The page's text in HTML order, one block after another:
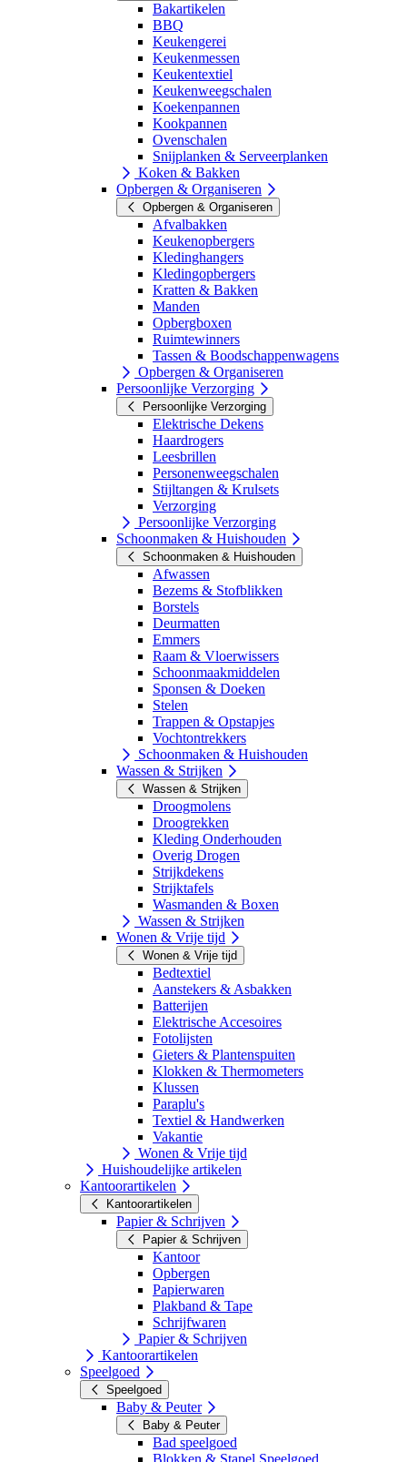
Bakartikelen
BBQ
Keukengerei
Keukenmessen
Keukentextiel
Keukenweegschalen
Koekenpannen
Kookpannen
Ovenschalen
Snijplanken & Serveerplanken
Koken & Bakken
Opbergen & Organiseren
Opbergen & Organiseren
Afvalbakken
Keukenopbergers
Kledinghangers
Kledingopbergers
Kratten & Bakken
Manden
Opbergboxen
Ruimtewinners
Tassen & Boodschappenwagens
Opbergen & Organiseren
Persoonlijke Verzorging
Persoonlijke Verzorging
Elektrische Dekens
Haardrogers
Leesbrillen
Personenweegschalen
Stijltangen & Krulsets
Verzorging
Persoonlijke Verzorging
Schoonmaken & Huishouden
Schoonmaken & Huishouden
Afwassen
Bezems & Stofblikken
Borstels
Deurmatten
Emmers
Raam & Vloerwissers
Schoonmaakmiddelen
Sponsen & Doeken
Stelen
Trappen & Opstapjes
Vochtontrekkers
Schoonmaken & Huishouden
Wassen & Strijken
Wassen & Strijken
Droogmolens
Droogrekken
Kleding Onderhouden
Overig Drogen
Strijkdekens
Strijktafels
Wasmanden & Boxen
Wassen & Strijken
Wonen & Vrije tijd
Wonen & Vrije tijd
Bedtextiel
Aanstekers & Asbakken
Batterijen
Elektrische Accesoires
Fotolijsten
Gieters & Plantenspuiten
Klokken & Thermometers
Klussen
Paraplu's
Textiel & Handwerken
Vakantie
Wonen & Vrije tijd
Huishoudelijke artikelen
Kantoorartikelen
Kantoorartikelen
Papier & Schrijven
Papier & Schrijven
Kantoor
Opbergen
Papierwaren
Plakband & Tape
Schrijfwaren
Papier & Schrijven
Kantoorartikelen
Speelgoed
Speelgoed
Baby & Peuter
Baby & Peuter
Bad speelgoed
Blokken & Stapel Speelgoed